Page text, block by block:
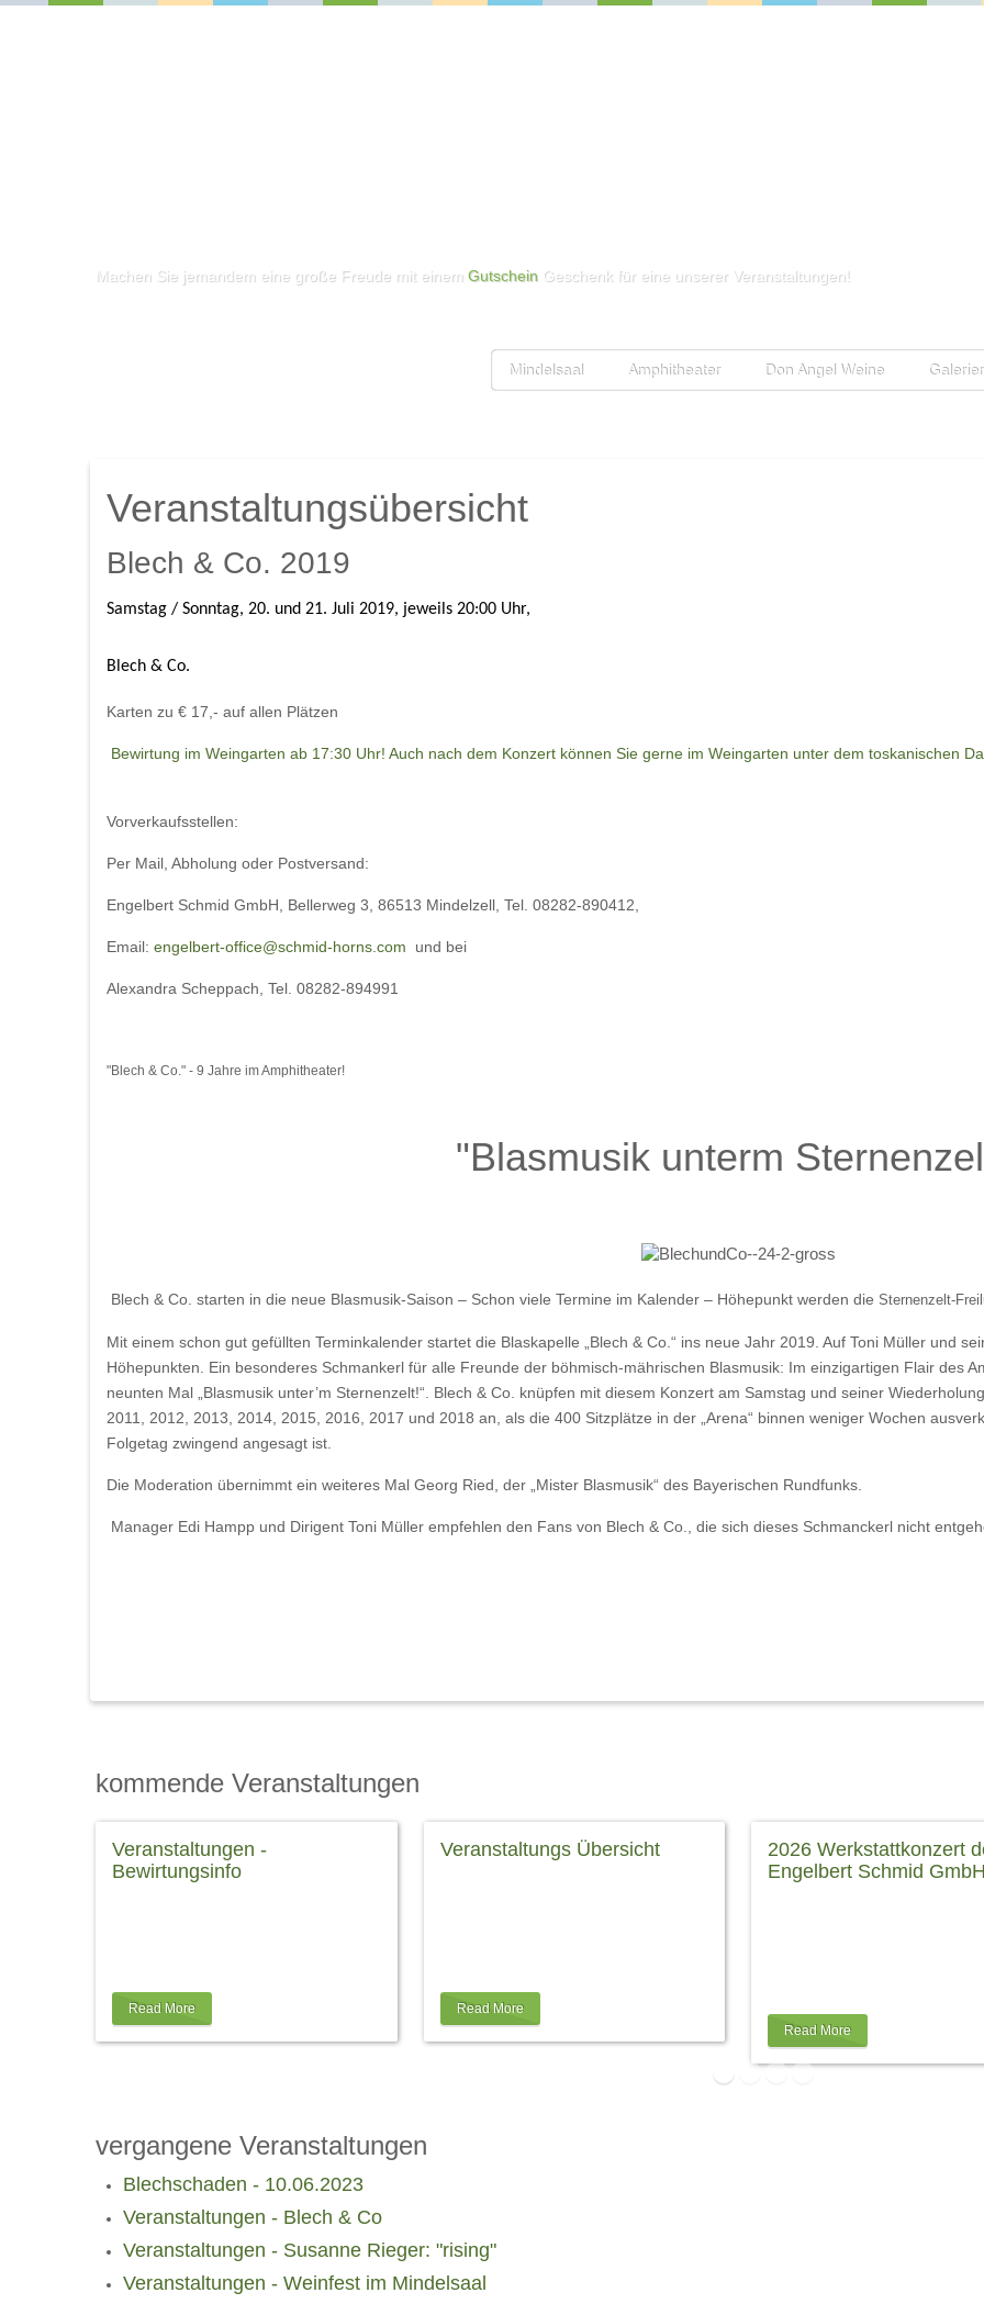
Machen Sie jemandem eine große Freude mit einem Gutschein Geschenk für eine unserer Veranstaltungen!
Mindelsaal Amphitheater Don Angel Weine
Veranstaltungsübersicht
Blech & Co. 2019
Samstag / Sonntag, 20. und 21. Juli 2019, jeweils 20:00 Uhr,
Blech & Co.
Karten zu € 17,- auf allen Plätzen
Bewirtung im Weingarten ab 17:30 Uhr! Auch nach dem Konzert können Sie gerne im Weingarten unter dem toskanischen
Vorverkaufsstellen:
Per Mail, Abholung oder Postversand:
Engelbert Schmid GmbH, Bellerweg 3, 86513 Mindelzell, Tel. 08282-890412,
Email: engelbert-office@schmid-horns.com und bei
Alexandra Scheppach, Tel. 08282-894991
"Blech & Co." - 9 Jahre im Amphitheater!
"Blasmusik unterm
Blech & Co. starten in die neue Blasmusik-Saison – Schon viele Termine im Kalender – Höhepunkt werden die Sternenzelt-
Mit einem schon gut gefüllten Terminkalender startet die Blaskapelle „Blech & Co.“ ins neue Jahr 2019. Auf Toni Müller und
Höhepunkten. Ein besonderes Schmankerl für alle Freunde der böhmisch-mährischen Blasmusik: Im einzigartigen Flair des
neunten Mal „Blasmusik unter’m Sternenzelt!“. Blech & Co. knüpfen mit diesem Konzert am Samstag und seiner
2011, 2012, 2013, 2014, 2015, 2016, 2017 und 2018 an, als die 400 Sitzplätze in der „Arena“ binnen weniger Wochen
Folgetag zwingend angesagt ist.
Die Moderation übernimmt ein weiteres Mal Georg Ried, der „Mister Blasmusik“ des Bayerischen Rundfunks.
Manager Edi Hampp und Dirigent Toni Müller empfehlen den Fans von Blech & Co., die sich dieses Schmanckerl nicht
kommende Veranstaltungen
Veranstaltungen -
Bewirtungsinfo
Read More
Veranstaltungs Übersicht
Read More
2026 Werkstattkonzert
Engelbert Schmid GmbH
Read More
vergangene Veranstaltungen
Blechschaden - 10.06.2023
Veranstaltungen - Blech & Co
Veranstaltungen - Susanne Rieger: "rising"
Veranstaltungen - Weinfest im Mindelsaal